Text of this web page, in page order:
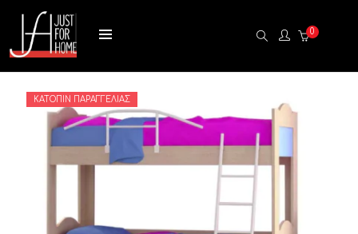
0
ΚΑΤΌΠΙΝ ΠΑΡΑΓΓΕΛΊΑΣ